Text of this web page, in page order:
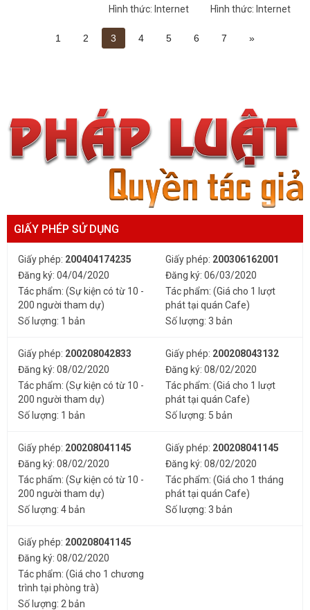
Hình thức: Internet Hình thức: Internet
1 2 3 4 5 6 7 »
GIẤY PHÉP SỬ DỤNG
Giấy phép: 200404174235
Đăng ký: 04/04/2020
Tác phẩm: (Sự kiện có từ 10 -
200 người tham dự)
Số lượng: 1 bản
Giấy phép: 200306162001
Đăng ký: 06/03/2020
Tác phẩm: (Giá cho 1 lượt
phát tại quán Cafe)
Số lượng: 3 bản
Giấy phép: 200208042833
Đăng ký: 08/02/2020
Tác phẩm: (Sự kiện có từ 10 -
200 người tham dự)
Số lượng: 1 bản
Giấy phép: 200208043132
Đăng ký: 08/02/2020
Tác phẩm: (Giá cho 1 lượt
phát tại quán Cafe)
Số lượng: 5 bản
Giấy phép: 200208041145
Đăng ký: 08/02/2020
Tác phẩm: (Sự kiện có từ 10 -
200 người tham dự)
Số lượng: 4 bản
Giấy phép: 200208041145
Đăng ký: 08/02/2020
Tác phẩm: (Giá cho 1 tháng
phát tại quán Cafe)
Số lượng: 3 bản
Giấy phép: 200208041145
Đăng ký: 08/02/2020
Tác phẩm: (Giá cho 1 chương
trình tại phòng trà)
Số lượng: 2 bản